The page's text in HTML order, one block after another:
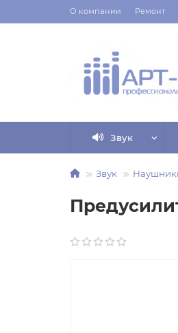
О компании Ремонт
Звук
Звук